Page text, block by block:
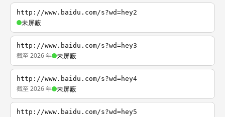
http://www.baidu.com/s?wd=hey2
未屏蔽
http://www.baidu.com/s?wd=hey3
截至 2026 年 未屏蔽
http://www.baidu.com/s?wd=hey4
截至 2026 年 未屏蔽
http://www.baidu.com/s?wd=hey5